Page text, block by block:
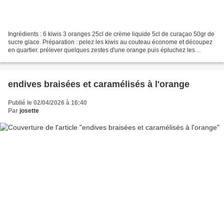
Ingrédients : 6 kiwis 3 oranges 25cl de crème liquide 5cl de curaçao 50gr de
sucre glace. Préparation : pelez les kiwis au couteau économe et découpez
en quartier. prélever quelques zestes d'une orange puis épluchez les
endives braisées et caramélisés à l'orange
Publié le 02/04/2026 à 16:40
Par josette